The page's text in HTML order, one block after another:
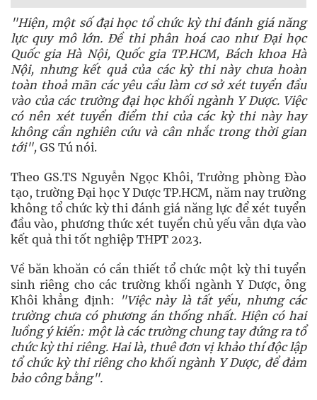
"Hiện, một số đại học tổ chức kỳ thi đánh giá năng
lực quy mô lớn. Đề thi phân hoá cao như Đại học
Quốc gia Hà Nội, Quốc gia TP.HCM, Bách khoa Hà
Nội, nhưng kết quả của các kỳ thi này chưa hoàn
toàn thoả mãn các yêu cầu làm cơ sở xét tuyển đầu
vào của các trường đại học khối ngành Y Dược. Việc
có nên xét tuyển điểm thi của các kỳ thi này hay
không cần nghiên cứu và cân nhắc trong thời gian
tới", GS Tú nói.
Theo GS.TS Nguyễn Ngọc Khôi, Trưởng phòng Đào
tạo, trường Đại học Y Dược TP.HCM, năm nay trường
không tổ chức kỳ thi đánh giá năng lực để xét tuyển
đầu vào, phương thức xét tuyển chủ yếu vẫn dựa vào
kết quả thi tốt nghiệp THPT 2023.
Về băn khoăn có cần thiết tổ chức một kỳ thi tuyển
sinh riêng cho các trường khối ngành Y Dược, ông
Khôi khẳng định:
"Việc này là tất yếu, nhưng các
trường chưa có phương án thống nhất. Hiện có hai
luồng ý kiến: một là các trường chung tay đứng ra tổ
chức kỳ thi riêng. Hai là, thuê đơn vị khảo thí độc lập
tổ chức kỳ thi riêng cho khối ngành Y Dược, để đảm
bảo công bằng".